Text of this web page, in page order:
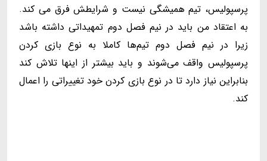
پرسپولیس، تیم همیشگی نیست و شرایطش فرق می کند.
به اعتقاد من باید در نیم فصل دوم تمهیداتی داشته باشد
زیرا در نیم فصل دوم تیم‌ها کاملا به نوع بازی کردن
پرسپولیس واقف می‌شوند و باید بیشتر از اینها تلاش کند
بنابراین نیاز دارد تا در نوع بازی کردن خود تغییراتی را اعمال
کند.